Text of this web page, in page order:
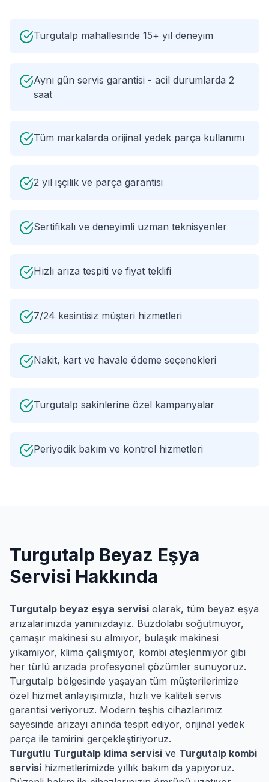
Turgutalp mahallesinde 15+ yıl deneyim
Aynı gün servis garantisi - acil durumlarda 2
saat
Tüm markalarda orijinal yedek parça kullanımı
2 yıl işçilik ve parça garantisi
Sertifikalı ve deneyimli uzman teknisyenler
Hızlı arıza tespiti ve fiyat teklifi
7/24 kesintisiz müşteri hizmetleri
Nakit, kart ve havale ödeme seçenekleri
Turgutalp sakinlerine özel kampanyalar
Periyodik bakım ve kontrol hizmetleri
Turgutalp Beyaz Eşya
Servisi Hakkında
Turgutalp beyaz eşya servisi olarak, tüm beyaz eşya
arızalarınızda yanınızdayız. Buzdolabı soğutmuyor,
çamaşır makinesi su almıyor, bulaşık makinesi
yıkamıyor, klima çalışmıyor, kombi ateşlenmiyor gibi
her türlü arızada profesyonel çözümler sunuyoruz.
Turgutalp bölgesinde yaşayan tüm müşterilerimize
özel hizmet anlayışımızla, hızlı ve kaliteli servis
garantisi veriyoruz. Modern teşhis cihazlarımız
sayesinde arızayı anında tespit ediyor, orijinal yedek
parça ile tamirini gerçekleştiriyoruz.
Turgutlu Turgutalp klima servisi ve Turgutalp kombi
servisi hizmetlerimizde yıllık bakım da yapıyoruz.